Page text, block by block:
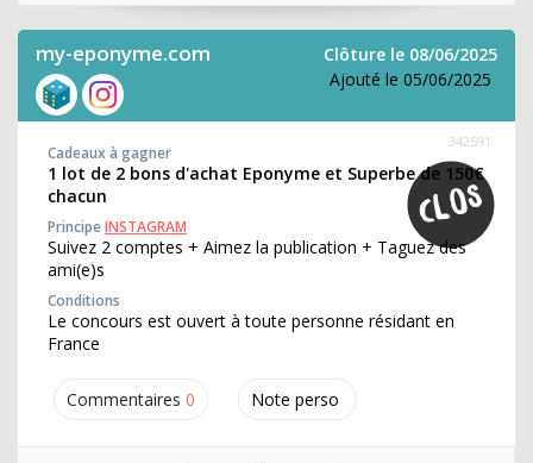
my-eponyme.com
Clôture le 08/06/2025
Ajouté le 05/06/2025
Commentaires 0 Note perso
342591
Cadeaux à gagner
1 lot de 2 bons d'achat Eponyme et Superbe de 150€
chacun
PrincipeINSTAGRAM
Suivez 2 comptes + Aimez la publication + Taguez des
ami(e)s
Conditions
Le concours est ouvert à toute personne résidant en
France